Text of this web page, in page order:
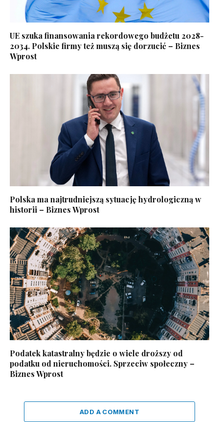
UE szuka finansowania rekordowego budżetu 2028-
2034. Polskie firmy też muszą się dorzucić – Biznes
Wprost
Polska ma najtrudniejszą sytuację hydrologiczną w
historii – Biznes Wprost
Podatek katastralny będzie o wiele droższy od
podatku od nieruchomości. Sprzeciw społeczny –
Biznes Wprost
ADD A COMMENT